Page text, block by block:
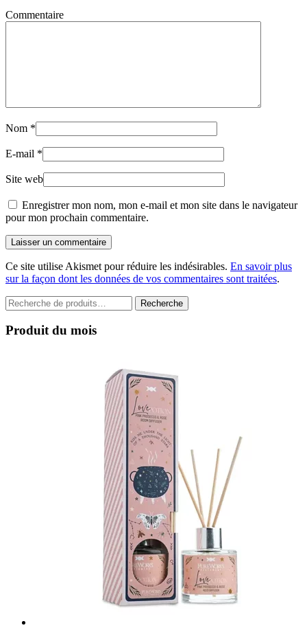
Commentaire
Nom *
E-mail *
Site web
Enregistrer mon nom, mon e-mail et mon site dans le navigateur
pour mon prochain commentaire.
Laisser un commentaire
Ce site utilise Akismet pour réduire les indésirables. En savoir plus
sur la façon dont les données de vos commentaires sont traitées.
Recherche
pour :
Recherche
Produit du mois